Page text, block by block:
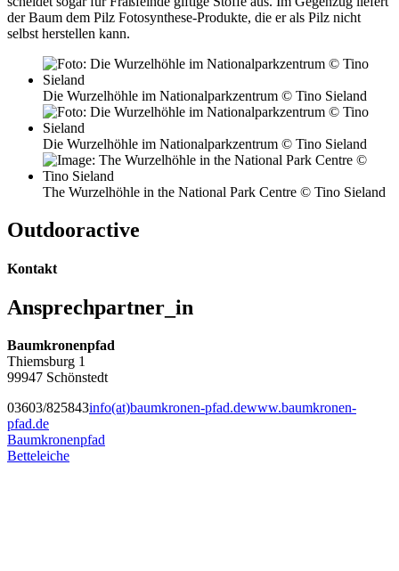
der Baum dem Pilz Fotosynthese-Produkte, die er als Pilz nicht
selbst herstellen kann.
Die Wurzelhöhle im Nationalparkzentrum © Tino Sieland
Die Wurzelhöhle im Nationalparkzentrum © Tino Sieland
The Wurzelhöhle in the National Park Centre © Tino Sieland
Outdooractive
Kontakt
Ansprechpartner_in
Baumkronenpfad
Thiemsburg 1
99947 Schönstedt
03603/825843info(at)baumkronen-pfad.dewww.baumkronen-
pfad.de
Baumkronenpfad
Betteleiche